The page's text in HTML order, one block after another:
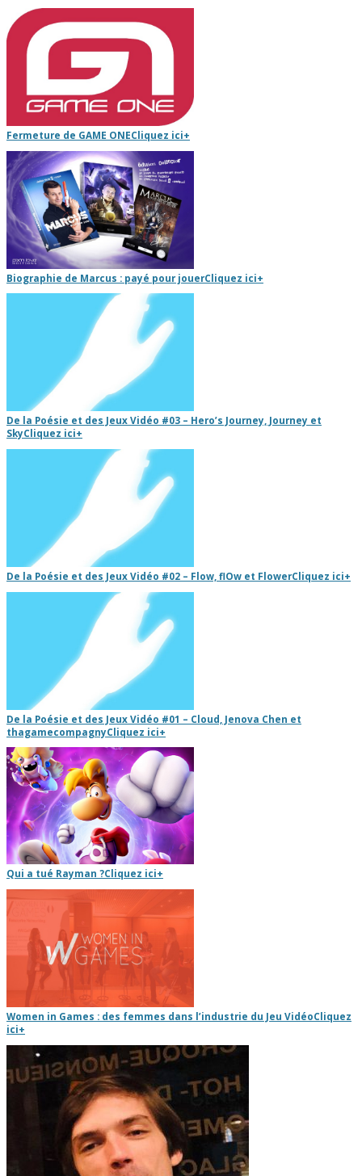
Fermeture de GAME ONECliquez ici+
Biographie de Marcus : payé pour jouerCliquez ici+
De la Poésie et des Jeux Vidéo #03 – Hero’s Journey, Journey et
SkyCliquez ici+
De la Poésie et des Jeux Vidéo #02 – Flow, flOw et FlowerCliquez ici+
De la Poésie et des Jeux Vidéo #01 – Cloud, Jenova Chen et
thagamecompagnyCliquez ici+
Qui a tué Rayman ?Cliquez ici+
Women in Games : des femmes dans l’industrie du Jeu VidéoCliquez
ici+